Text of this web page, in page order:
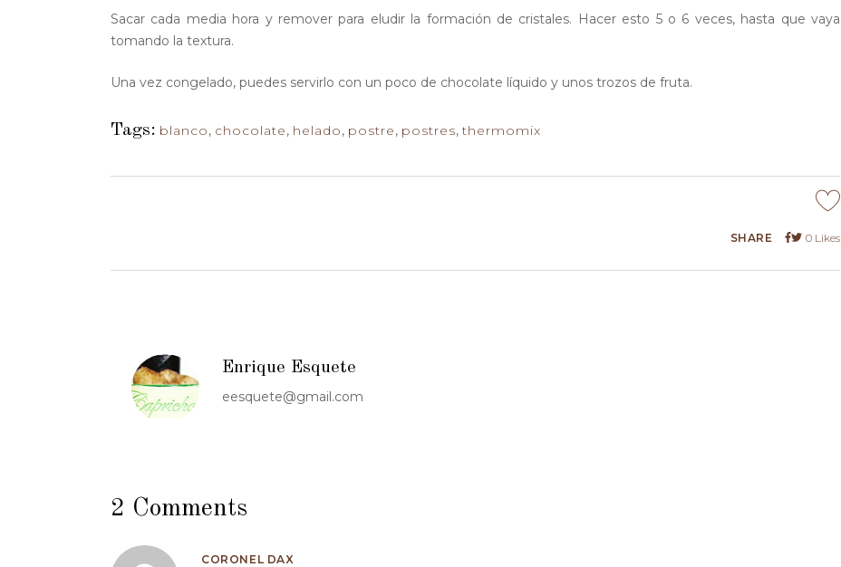
Sacar cada media hora y remover para eludir la formación de cristales. Hacer esto 5 o 6 veces, hasta que vaya
tomando la textura.
Una vez congelado, puedes servirlo con un poco de chocolate líquido y unos trozos de fruta.
Tags: blanco, chocolate, helado, postre, postres,thermomix
SHARE 0 Likes
Enrique Esquete
eesquete@gmail.com
2 Comments
CORONEL DAX